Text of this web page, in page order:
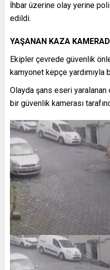
İhbar üzerine olay yerine
edildi.
YAŞANAN KAZA
Ekipler çevrede güvenlik
kamyonet kepçe yardımıyla
Olayda şans eseri
bir güvenlik kamerası